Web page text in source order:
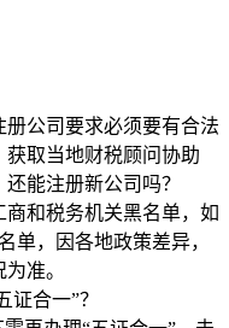
公司要求必须要有合法
取当地财税顾问协助
能注册新公司吗？
和税务机关黑名单，如
单，因各地政策差异，
准。
证合一”？